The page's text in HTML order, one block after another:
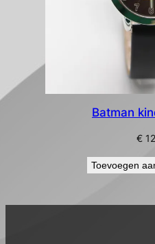
Batman
€
Toevoegen